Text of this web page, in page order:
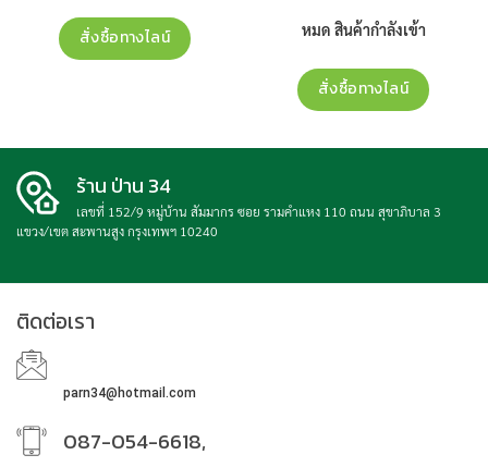
500฿. 330฿.
สั่งซื้อทางไลน์
4,500฿.
หมด สินค้ากำลังเข้า
สั่งซื้อทางไลน์
ร้าน ป่าน 34
เลขที่ 152/9 หมู่บ้าน สัมมากร ซอย รามคำแหง 110 ถนน สุขาภิบาล 3
แขวง/เขต สะพานสูง กรุงเทพฯ 10240
ติดต่อเรา
parn34@hotmail.com
087-054-6618,